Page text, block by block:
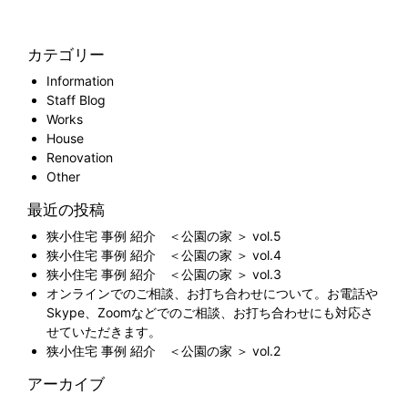
カテゴリー
Information
Staff Blog
Works
House
Renovation
Other
最近の投稿
狭小住宅 事例 紹介 ＜公園の家 ＞ vol.5
狭小住宅 事例 紹介 ＜公園の家 ＞ vol.4
狭小住宅 事例 紹介 ＜公園の家 ＞ vol.3
オンラインでのご相談、お打ち合わせについて。お電話や
Skype、Zoomなどでのご相談、お打ち合わせにも対応さ
せていただきます。
狭小住宅 事例 紹介 ＜公園の家 ＞ vol.2
アーカイブ